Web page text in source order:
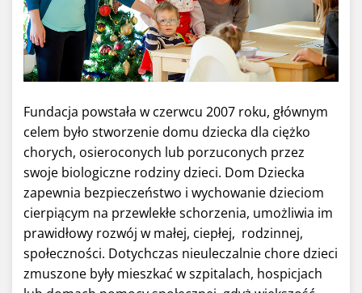
Fundacja powstała w czerwcu 2007 roku, głównym
celem było stworzenie domu dziecka dla ciężko
chorych, osieroconych lub porzuconych przez
swoje biologiczne rodziny dzieci. Dom Dziecka
zapewnia bezpieczeństwo i wychowanie dzieciom
cierpiącym na przewlekłe schorzenia, umożliwia im
prawidłowy rozwój w małej, ciepłej, rodzinnej,
społeczności. Dotychczas nieuleczalnie chore dzieci
zmuszone były mieszkać w szpitalach, hospicjach